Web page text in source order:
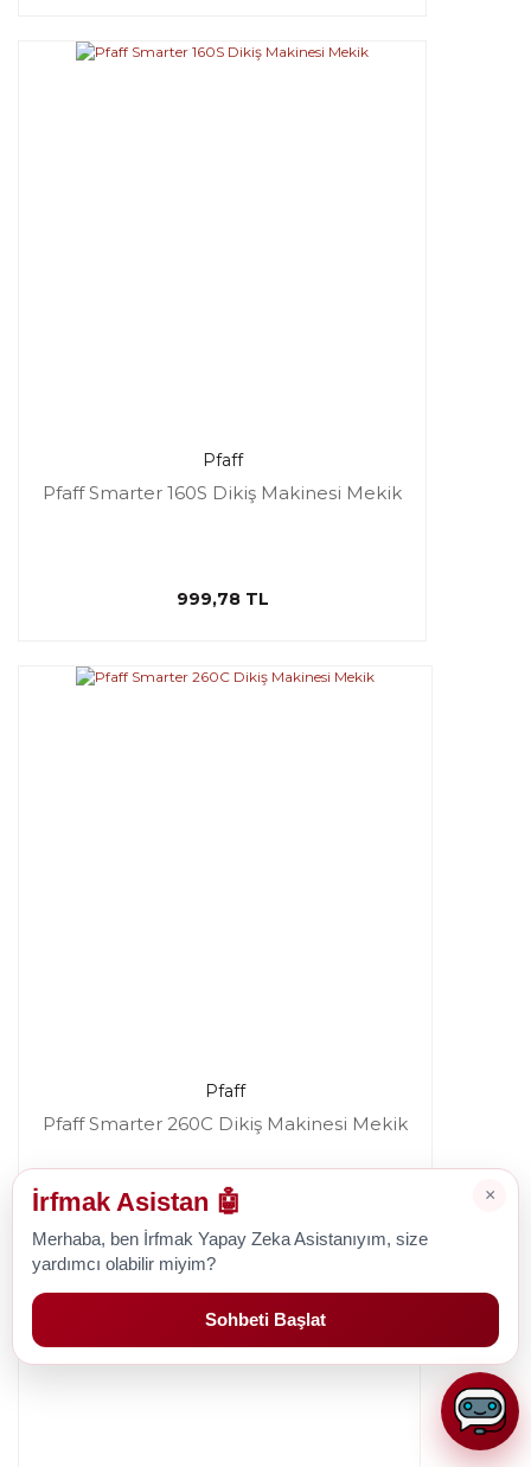
Pfaff
Pfaff Smarter 160S Dikiş Makinesi Mekik
999,78 TL
Pfaff
Pfaff Smarter 260C Dikiş Makinesi Mekik
999,78 TL
×
İrfmak Asistan 🤖
Merhaba, ben İrfmak Yapay Zeka Asistanıyım, size
yardımcı olabilir miyim?
Sohbeti Başlat